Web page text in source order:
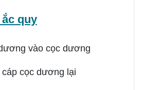
quy
vào cọc dương
cáp cọc dương lại